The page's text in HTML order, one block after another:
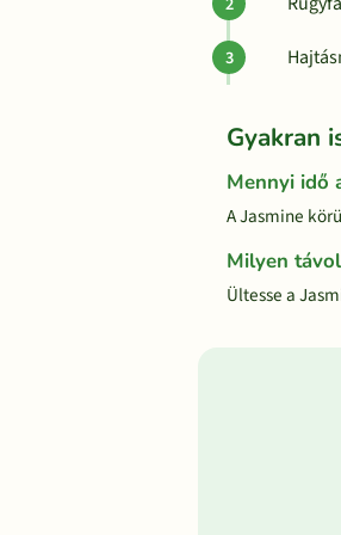
Gyakran
Mennyi idő
A Jasmine
Milyen
Ültesse a